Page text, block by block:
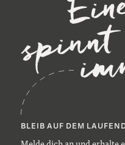
BLEIB AUF DEM